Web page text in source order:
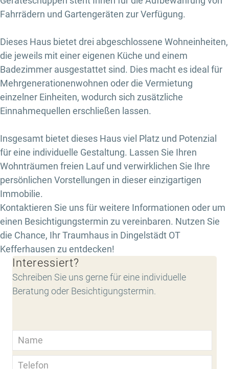
Fahrrädern und Gartengeräten zur Verfügung.
Dieses Haus bietet drei abgeschlossene Wohneinheiten,
die jeweils mit einer eigenen Küche und einem
Badezimmer ausgestattet sind. Dies macht es ideal für
Mehrgenerationenwohnen oder die Vermietung
einzelner Einheiten, wodurch sich zusätzliche
Einnahmequellen erschließen lassen.
Insgesamt bietet dieses Haus viel Platz und Potenzial
für eine individuelle Gestaltung. Lassen Sie Ihren
Wohnträumen freien Lauf und verwirklichen Sie Ihre
persönlichen Vorstellungen in dieser einzigartigen
Immobilie.
Kontaktieren Sie uns für weitere Informationen oder um
einen Besichtigungstermin zu vereinbaren. Nutzen Sie
die Chance, Ihr Traumhaus in Dingelstädt OT
Kefferhausen zu entdecken!
Interessiert?
Schreiben Sie uns gerne für eine individuelle
Beratung oder Besichtigungstermin.